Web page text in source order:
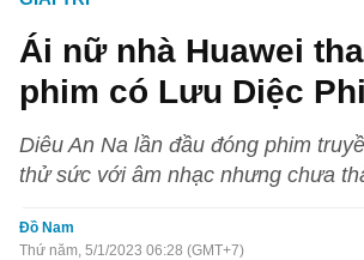
Ái nữ nhà Huawei
phim có Lưu Diệc Phi
Diêu An Na lần đầu đóng phim
thử sức với âm nhạc nhưng chưa
Đồ Nam
Thứ năm, 5/1/2023 06:28 (GMT+7)